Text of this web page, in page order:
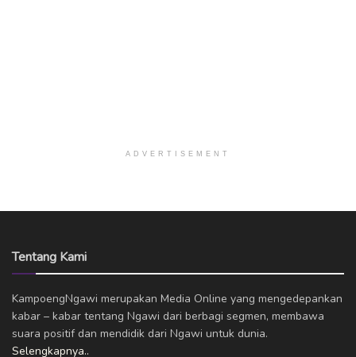
ADVERTISEMENT
Tentang Kami
KampoengNgawi merupakan Media Online yang mengedepankan
kabar – kabar tentang Ngawi dari berbagi segmen, membawa
suara positif dan mendidik dari Ngawi untuk dunia.
Selengkapnya..